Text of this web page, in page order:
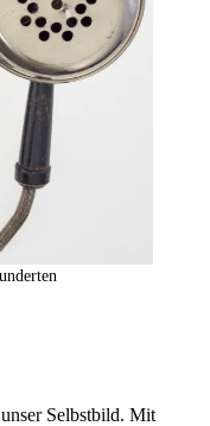
Selbstbild. Mit